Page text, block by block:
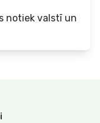
notiek valstī un